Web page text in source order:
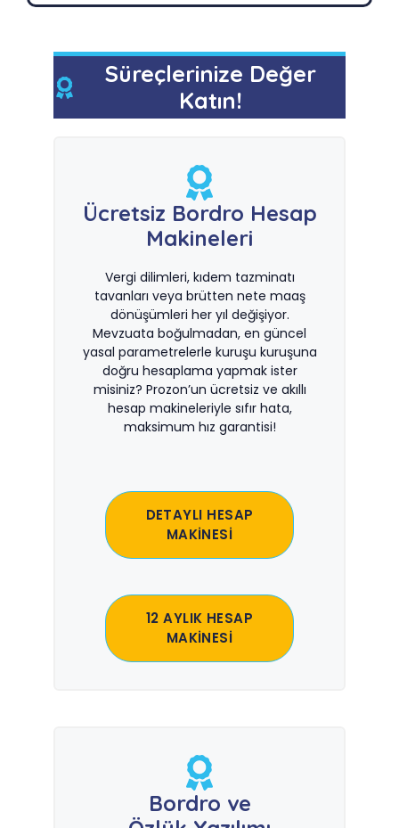
Süreçlerinize Değer
Katın!
Ücretsiz Bordro Hesap
Makineleri
Vergi dilimleri, kıdem tazminatı
tavanları veya brütten nete maaş
dönüşümleri her yıl değişiyor.
Mevzuata boğulmadan, en güncel
yasal parametrelerle kuruşu kuruşuna
doğru hesaplama yapmak ister
misiniz? Prozon’un ücretsiz ve akıllı
hesap makineleriyle sıfır hata,
maksimum hız garantisi!
DETAYLI HESAP
MAKİNESİ
12 AYLIK HESAP
MAKİNESİ
Bordro ve